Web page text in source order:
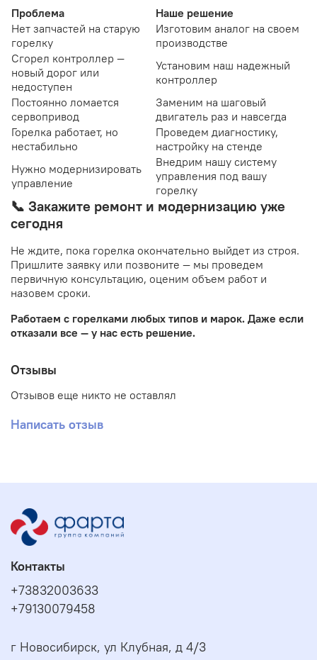
Проблема
Наше решение
Нет запчастей на старую
горелку
Изготовим аналог на своем
производстве
Сгорел контроллер —
новый дорог или
недоступен
Установим наш надежный
контроллер
Постоянно ломается
сервопривод
Заменим на шаговый
двигатель раз и навсегда
Горелка работает, но
нестабильно
Проведем диагностику,
настройку на стенде
Нужно модернизировать
управление
Внедрим нашу систему
управления под вашу
горелку
📞 Закажите ремонт и модернизацию уже
сегодня
Не ждите, пока горелка окончательно выйдет из строя.
Пришлите заявку или позвоните — мы проведем
первичную консультацию, оценим объем работ и
назовем сроки.
Работаем с горелками любых типов и марок. Даже если
отказали все — у нас есть решение.
Отзывы
Отзывов еще никто не оставлял
Написать отзыв
Контакты
+73832003633
+79130079458
г Новосибирск, ул Клубная, д 4/3